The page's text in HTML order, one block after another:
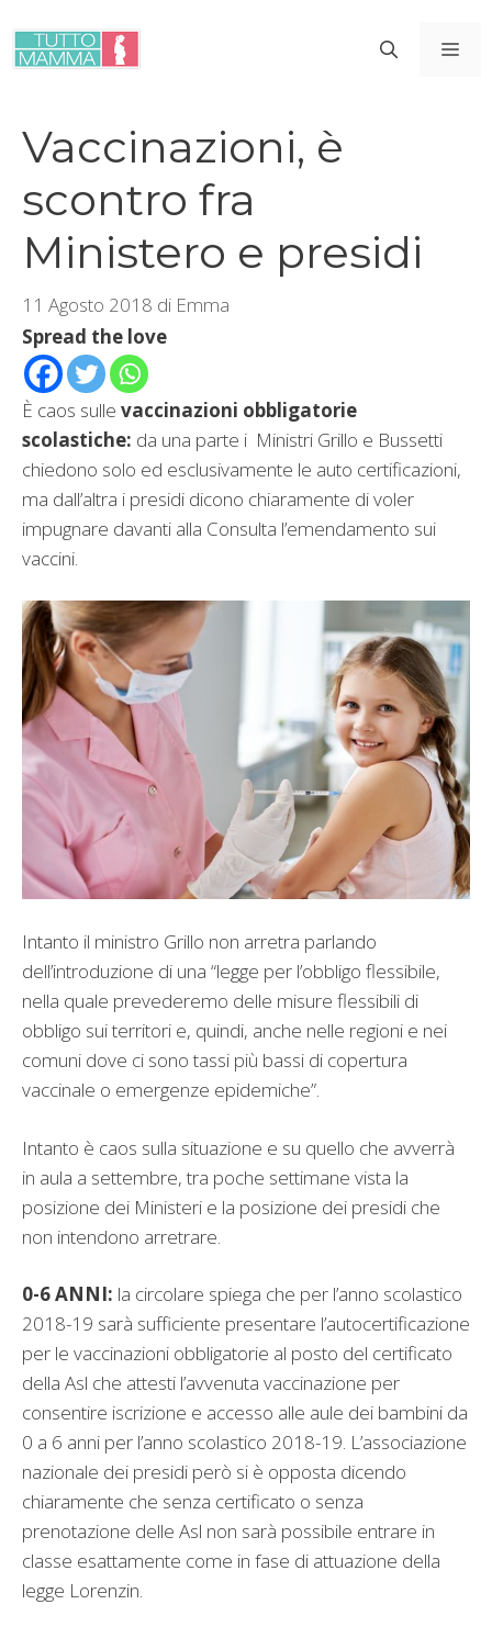
contenuto
Vaccinazioni, è
scontro fra
Ministero e presidi
11 Agosto 2018 di Emma
Spread the love
È caos sulle vaccinazioni obbligatorie
scolastiche: da una parte i Ministri Grillo e Bussetti
chiedono solo ed esclusivamente le auto certificazioni,
ma dall’altra i presidi dicono chiaramente di voler
impugnare davanti alla Consulta l’emendamento sui
vaccini.
Intanto il ministro Grillo non arretra parlando
dell’introduzione di una “legge per l’obbligo flessibile,
nella quale prevederemo delle misure flessibili di
obbligo sui territori e, quindi, anche nelle regioni e nei
comuni dove ci sono tassi più bassi di copertura
vaccinale o emergenze epidemiche”.
Intanto è caos sulla situazione e su quello che avverrà
in aula a settembre, tra poche settimane vista la
posizione dei Ministeri e la posizione dei presidi che
non intendono arretrare.
0-6 ANNI: la circolare spiega che per l’anno scolastico
2018-19 sarà sufficiente presentare l’autocertificazione
per le vaccinazioni obbligatorie al posto del certificato
della Asl che attesti l’avvenuta vaccinazione per
consentire iscrizione e accesso alle aule dei bambini da
0 a 6 anni per l’anno scolastico 2018-19. L’associazione
nazionale dei presidi però si è opposta dicendo
chiaramente che senza certificato o senza
prenotazione delle Asl non sarà possibile entrare in
classe esattamente come in fase di attuazione della
legge Lorenzin.